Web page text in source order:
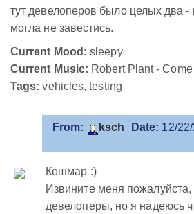
тут девелоперов было целых два
могла не завестись.
Current Mood: sleepy
Current Music: Robert Plant -
Tags: vehicles, testing
From: ksch Date: 12/
Кошмар :)
Извините меня
девелоперы, но я надеюсь